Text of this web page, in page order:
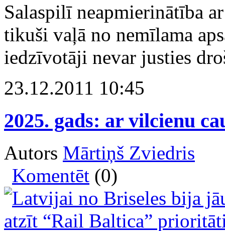
Salaspilī neapmierinātība
tikuši vaļā no nemīlama
iedzīvotāji nevar justies
23.12.2011 10:45
2025. gads: ar vilcienu
Autors Mārtiņš Zviedris
Komentēt (0)